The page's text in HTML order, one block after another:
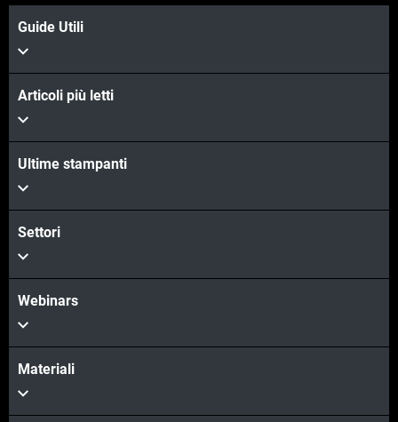
Guide Utili
Articoli più letti
Ultime stampanti
Settori
Webinars
Materiali